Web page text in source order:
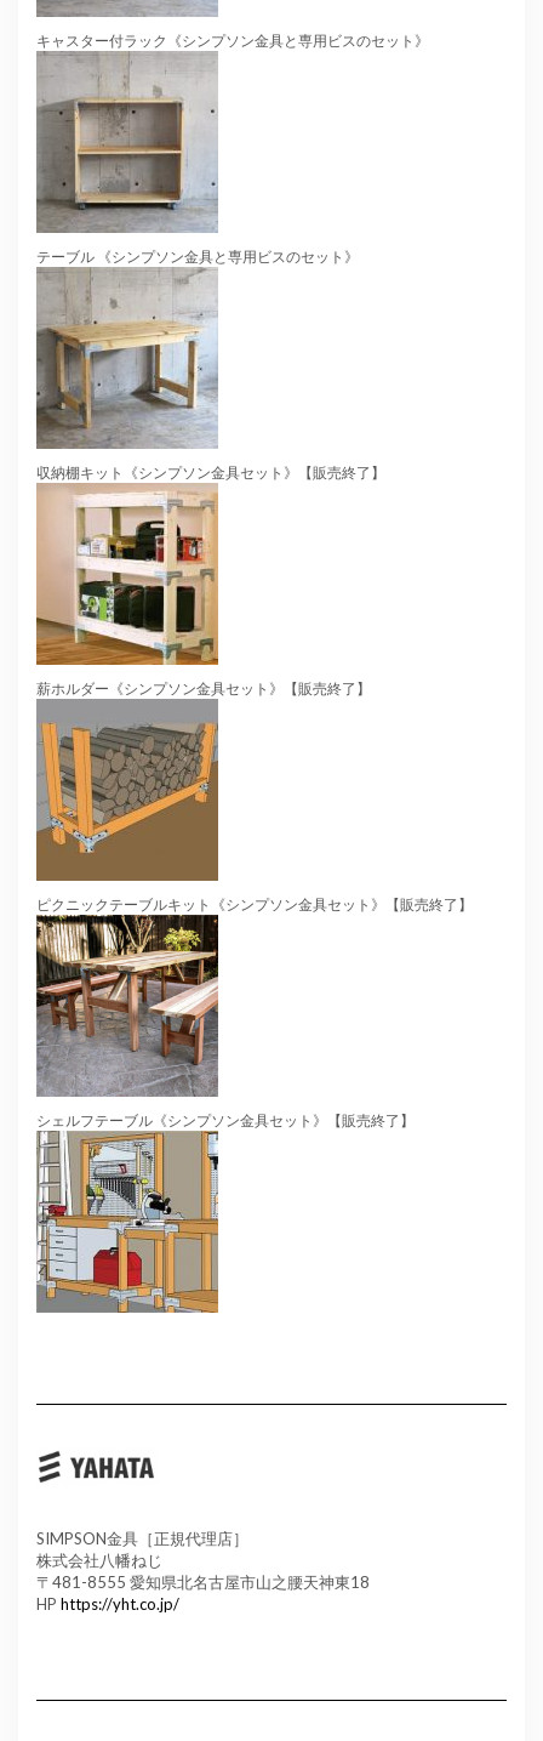
キャスター付ラック《シンプソン金具と専用ビスのセット》
テーブル 《シンプソン金具と専用ビスのセット》
収納棚キット《シンプソン金具セット》【販売終了】
薪ホルダー《シンプソン金具セット》【販売終了】
ピクニックテーブルキット《シンプソン金具セット》【販売終了】
シェルフテーブル《シンプソン金具セット》【販売終了】
SIMPSON金具［正規代理店］
株式会社八幡ねじ
〒481-8555 愛知県北名古屋市山之腰天神東18
HP https://yht.co.jp/